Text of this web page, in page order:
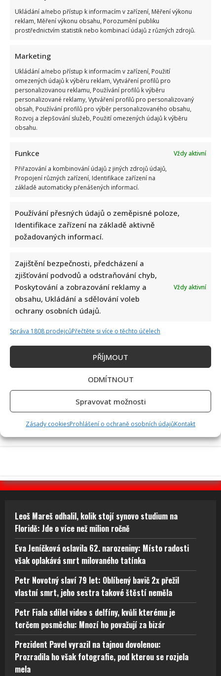
Ukládání a/nebo přístup k informacím v zařízení, Měření výkonu
reklam, Měření výkonu obsahu, Porozumění publiku
prostřednictvím statistik nebo kombinací údajů z různých zdrojů.
Marketing
Ukládání a/nebo přístup k informacím v zařízení, Použití
omezených údajů k výběru reklam, Vytváření profilů pro
personalizovanou reklamu, Používání profilů k výběru
personalizované reklamy, Vytváření profilů pro personalizovaný
obsah, Používání profilů pro výběr personalizovaného obsahu,
Rozvoj a zlepšování služeb, Použití omezených údajů k výběru
obsahu.
Funkce
Vždy aktivní
Přiřazování a kombinování údajů z jiných zdrojů údajů,
Propojení různých zařízení, Identifikace zařízení na
základě automaticky přenášených informací.
Používání přesných údajů o zeměpisné poloze,
Identifikace zařízení na základě aktivně
požadovaných informací.
Zajištění bezpečnosti, předcházení a
zjišťování podvodů a odstraňování chyb,
Poskytování a zobrazování reklamy a
obsahu, Ukládání a sdělování voleb
ochrany osobních údajů.
Vždy aktivní
Správa 1808 prodejcůPřečtěte si více o těchto účelech
PŘÍJMOUT
ODMÍTNOUT
Spravovat možnosti
Zásady cookiesProhlášení o ochraně osobních údajůKontakt
Jde o více než milion ročně
Eva Jeníčková oslavila 62. narozeniny: Místo radosti však
oplakává smrt milovaného tatínka
Petr Novotný slaví 79 let: Oblíbený bavič 2x přežil vlastní
smrt, jeho sestra takové štěstí neměla
Petr Fiala sdílel video s delfíny, kvůli kterému je terčem
posměchu: Mnozí ho považují za bizár
však fotografie, pod kterou se rozjela mela
Leoš Mareš odhalil, kolik stojí synovo studium na
Floridě: Jde o více než milion ročně
Eva Jeníčková oslavila 62. narozeniny: Místo radosti
však oplakává smrt milovaného tatínka
Petr Novotný slaví 79 let: Oblíbený bavič 2x přežil
vlastní smrt, jeho sestra takové štěstí neměla
Petr Fiala sdílel video s delfíny, kvůli kterému je
terčem posměchu: Mnozí ho považují za bizár
Prezident Pavel vyrazil na tajnou dovolenou:
Prozradila ho však fotografie, pod kterou se rozjela
mela